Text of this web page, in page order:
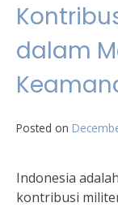
dalam
Posted on
Indonesia
kontribusi